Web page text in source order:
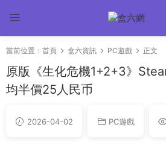
當前位置： 首頁 盒六資訊 PC遊戲 正文
原版《生化危機1+2+3》
均半價25人民币
2026-04-02 PC遊戲